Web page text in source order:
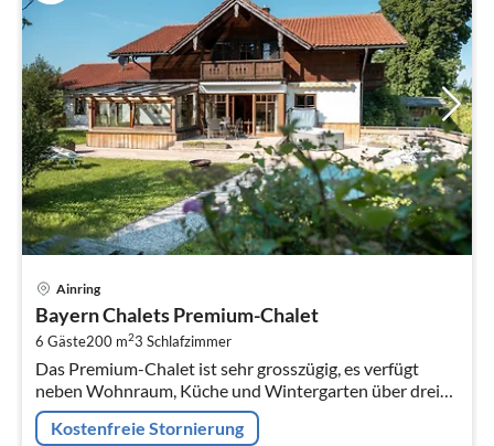
Ainring
Bayern Chalets Premium-Chalet
6 Gäste200 m23 Schlafzimmer
Das Premium-Chalet ist sehr grosszügig, es verfügt
neben Wohnraum, Küche und Wintergarten über drei
Schlafzimmer mit eigenem Bad mit DU/WC auch über
ein privates Hallenbad, eine In...
Kostenfreie Stornierung